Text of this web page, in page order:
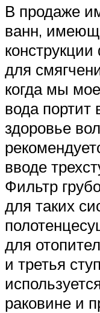
В продаже
ванн,
для
когда мы
вода
здоровье
вводе
Фильтр
для таких
для
и третья
раковине и